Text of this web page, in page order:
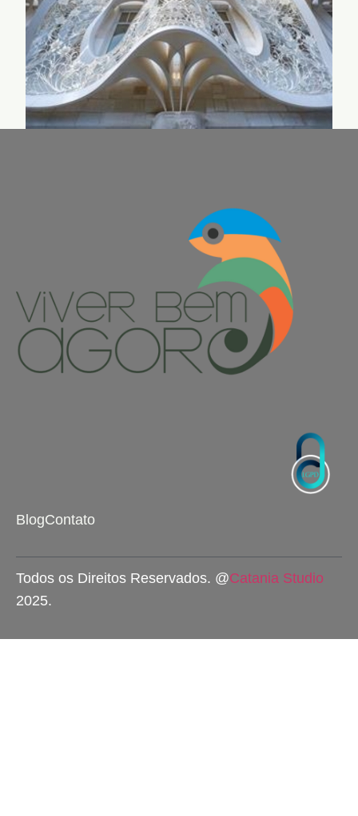
BlogContato
Todos os Direitos Reservados. @Catania Studio
2025.